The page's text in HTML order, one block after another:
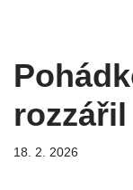
18. 2. 2026